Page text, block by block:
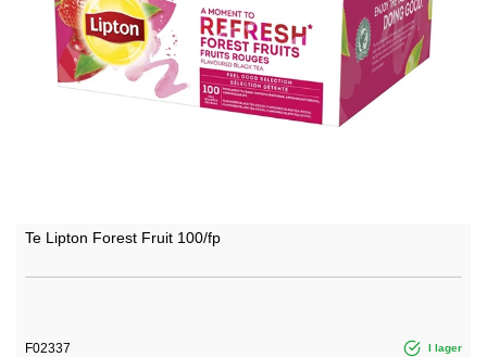
Te Lipton Forest Fruit 100/fp
F02337 I lager